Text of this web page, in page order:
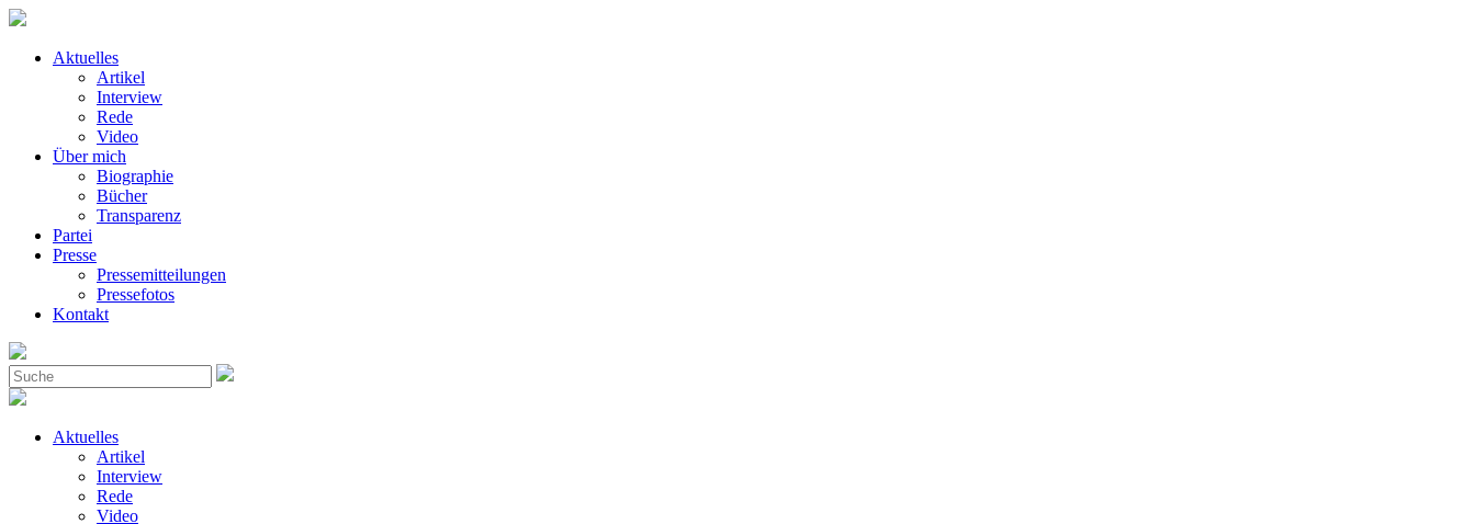
Aktuelles
Artikel
Interview
Rede
Video
Über mich
Biographie
Bücher
Transparenz
Partei
Presse
Pressemitteilungen
Pressefotos
Kontakt
Aktuelles
Artikel
Interview
Rede
Video